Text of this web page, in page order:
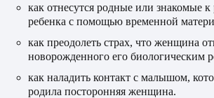
как отнесутся родные или знакомые
ребенка с помощью временной
как преодолеть страх, что женщина
новорожденного его биологическим
как наладить контакт с малышом,
родила посторонняя женщина.